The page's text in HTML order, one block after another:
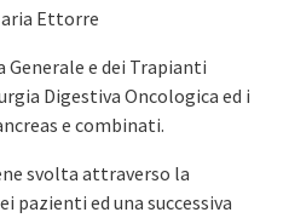
Ettorre
e dei Trapianti
Digestiva Oncologica ed i
e combinati.
svolta attraverso la
pazienti ed una successiva